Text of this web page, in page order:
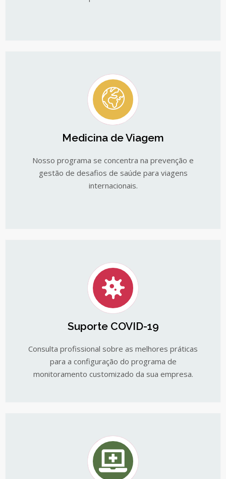
Medicina de Viagem
Nosso programa se concentra na prevenção e
gestão de desafios de saúde para viagens
internacionais.
Suporte COVID-19
Consulta profissional sobre as melhores práticas
para a configuração do programa de
monitoramento customizado da sua empresa.